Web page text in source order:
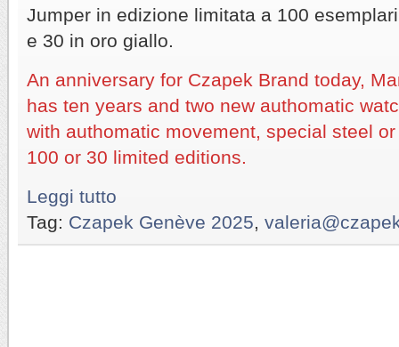
Jumper in edizione limitata a 100
e 30 in oro giallo.
An anniversary for Czapek Brand today,
has ten years and two new authomatic
with authomatic movement, special steel
100 or 30 limited editions.
Leggi tutto
Tag: Czapek Genève 2025